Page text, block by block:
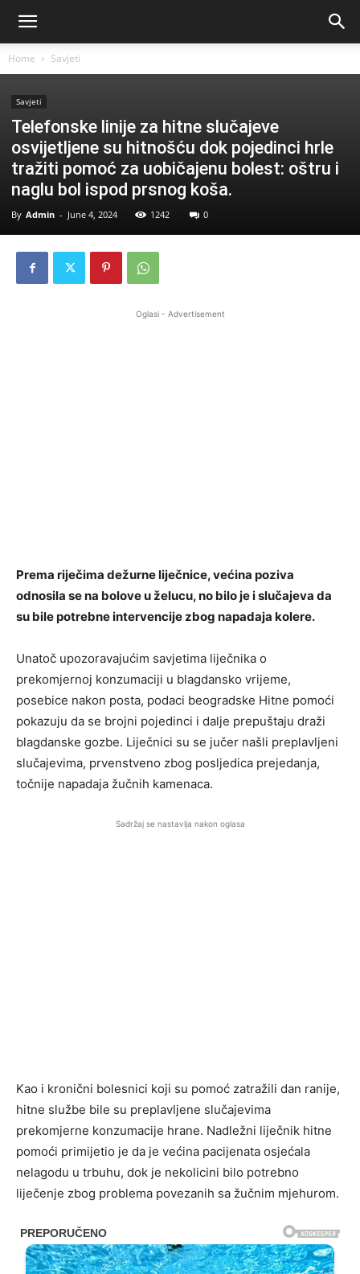
Home Savjeti
Savjeti
Telefonske linije za hitne slučajeve
osvijetljene su hitnošću dok pojedinci hrle
tražiti pomoć za uobičajenu bolest: oštru i
naglu bol ispod prsnog koša.
By Admin - June 4, 2024 1242 0
Oglasi - Advertisement
Prema riječima dežurne liječnice, većina poziva
odnosila se na bolove u želucu, no bilo je i slučajeva da
su bile potrebne intervencije zbog napadaja kolere.
Unatoč upozoravajućim savjetima liječnika o
prekomjernoj konzumaciji u blagdansko vrijeme,
posebice nakon posta, podaci beogradske Hitne pomoći
pokazuju da se brojni pojedinci i dalje prepuštaju draži
blagdanske gozbe. Liječnici su se jučer našli preplavljeni
slučajevima, prvenstveno zbog posljedica prejedanja,
točnije napadaja žučnih kamenaca.
Sadržaj se nastavlja nakon oglasa
Kao i kronični bolesnici koji su pomoć zatražili dan ranije,
hitne službe bile su preplavljene slučajevima
prekomjerne konzumacije hrane. Nadležni liječnik hitne
pomoći primijetio je da je većina pacijenata osjećala
nelagodu u trbuhu, dok je nekolicini bilo potrebno
liječenje zbog problema povezanih sa žučnim mjehurom.